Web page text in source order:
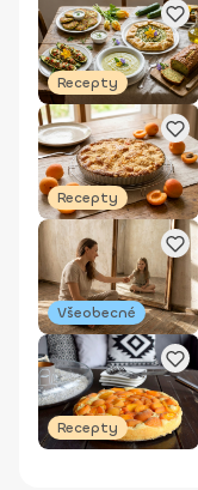
Recepty
Recepty
Všeobecné
Recepty